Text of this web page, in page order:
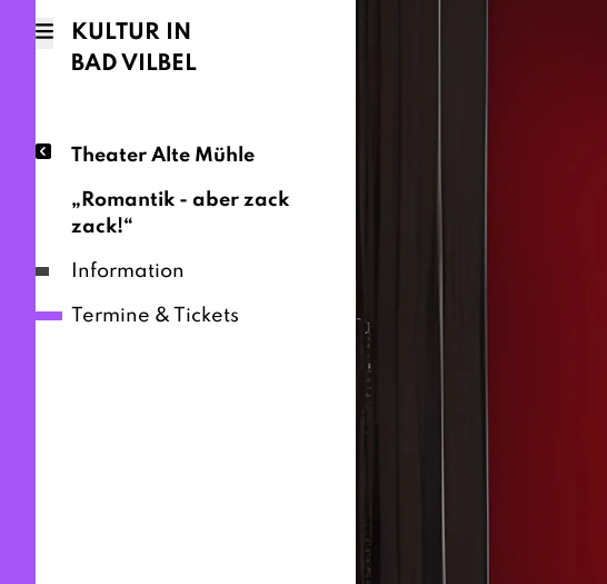
KULTUR IN
BAD VILBEL
Theater Alte Mühle
„Romantik - aber zack
zack!“
Information
Termine & Tickets